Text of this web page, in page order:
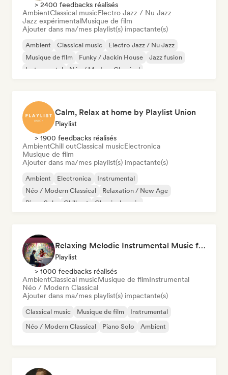
> 2400 feedbacks réalisés
AmbientClassical musicElectro Jazz / Nu Jazz
Jazz expérimentalMusique de film
Ajouter dans ma/mes playlist(s) impactante(s)
Ambient Classical music
Electro Jazz / Nu Jazz
Musique de film
Funky / Jackin House
Jazz fusion
Instrumental
Néo / Modern Classical
Calm, Relax at home by Playlist Union
Playlist
> 1900 feedbacks réalisés
AmbientChill outClassical musicElectronica
Musique de film
Ajouter dans ma/mes playlist(s) impactante(s)
Ambient Electronica
Instrumental
Néo / Modern Classical
Relaxation / New Age
Piano Solo
Chill out Classical music
Relaxing Melodic Instrumental Music for Reading and Studying
Playlist
> 1000 feedbacks réalisés
AmbientClassical musicMusique de filmInstrumental
Néo / Modern Classical
Ajouter dans ma/mes playlist(s) impactante(s)
Classical music Musique de film
Instrumental
Néo / Modern Classical
Piano Solo Ambient